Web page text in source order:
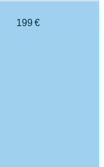
199 €